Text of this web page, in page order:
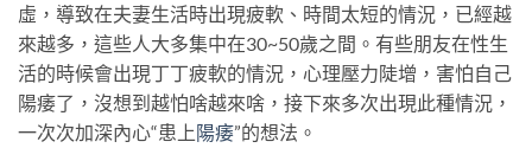
虛，導致在夫妻生活時出現疲軟、時間太短的情況，已經越
來越多，這些人大多集中在30~50歲之間。有些朋友在性生
活的時候會出現丁丁疲軟的情況，心理壓力陡增，害怕自己
陽痿了，沒想到越怕啥越來啥，接下來多次出現此種情況，
一次次加深內心“患上陽痿”的想法。